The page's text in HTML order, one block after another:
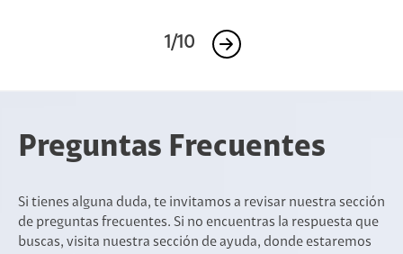
1/10
Preguntas Frecuentes
Si tienes alguna duda, te invitamos a revisar nuestra sección
de preguntas frecuentes. Si no encuentras la respuesta que
buscas, visita nuestra sección de ayuda, donde estaremos